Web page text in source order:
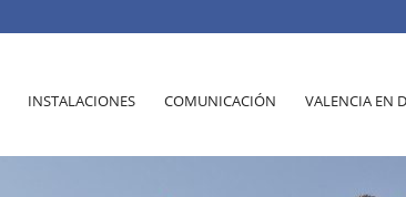
INSTALACIONES COMUNICACIÓN VALENCIA EN